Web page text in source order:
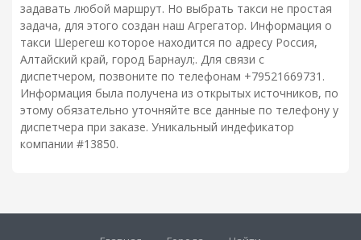
задавать любой маршрут. Но выбрать такси не простая
задача, для этого создан наш Агрегатор. Информация о
такси Шерегеш которое находится по адресу Россия,
Алтайский край, город Барнаул;. Для связи с
диспетчером, позвоните по телефонам +79521669731.
Информация была получена из открытых источников, по
этому обязательно уточняйте все данные по телефону у
диспетчера при заказе. Уникальный индефикатор
компании #13850.